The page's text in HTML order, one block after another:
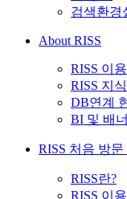
검색환경
About RISS
RISS 이
RISS 지
DB연계
BI 및 배
RISS 처음 방문
RISS란?
RISS 이